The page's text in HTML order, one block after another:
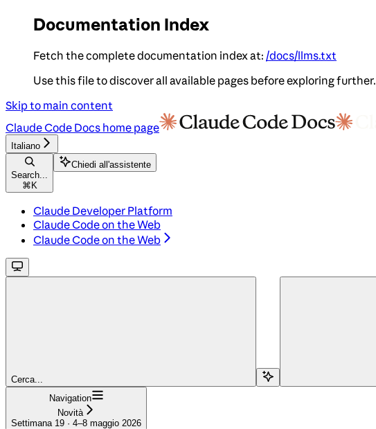
Documentation Index
Fetch the complete documentation index at: /docs/llms.txt
Use this file to discover all available pages before exploring further.
Skip to main content
Claude Code Docs home page
Italiano
Search...
⌘ K
Chiedi all'assistente
Claude Developer Platform
Claude Code on the Web
Claude Code on the Web
Cerca...
Navigation
Novità
Settimana 19 · 4–8 maggio 2026